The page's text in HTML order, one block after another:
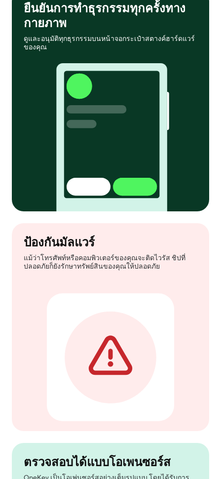
ยืนยันการทำธุรกรรมทุกครั้งทาง
กายภาพ
ดูและอนุมัติทุกธุรกรรมบนหน้าจอกระเป๋าสตางค์ฮาร์ดแวร์
ของคุณ
ป้องกันมัลแวร์
แม้ว่าโทรศัพท์หรือคอมพิวเตอร์ของคุณจะติดไวรัส ชิปที่
ปลอดภัยก็ยังรักษาทรัพย์สินของคุณให้ปลอดภัย
ตรวจสอบได้แบบโอเพนซอร์ส